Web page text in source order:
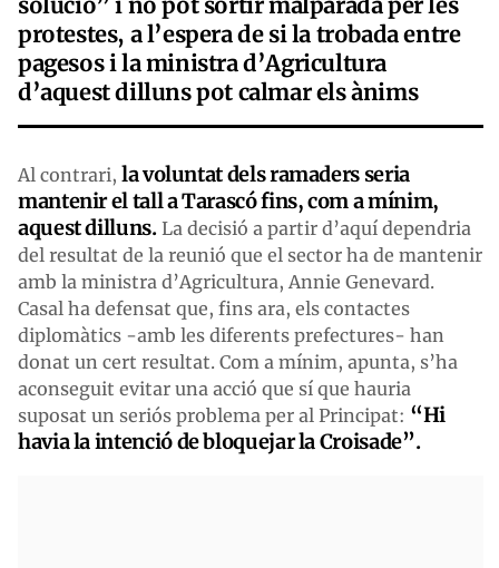
protestes, a l’espera de si la trobada entre
pagesos i la ministra d’Agricultura
d’aquest dilluns pot calmar els ànims
Al contrari, la voluntat dels ramaders seria
mantenir el tall a Tarascó fins, com a mínim,
aquest dilluns.La decisió a partir d’aquí dependria
del resultat de la reunió que el sector ha de mantenir
amb la ministra d’Agricultura, Annie Genevard.
Casal ha defensat que, fins ara, els contactes
diplomàtics -amb les diferents prefectures- han
donat un cert resultat. Com a mínim, apunta, s’ha
aconseguit evitar una acció que sí que hauria
suposat un seriós problema per al Principat: “Hi
havia la intenció de bloquejar la Croisade”.